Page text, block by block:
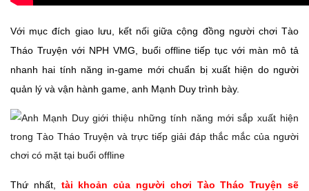
Với mục đích giao lưu, kết nối giữa cộng đồng người chơi Tào
Tháo Truyện với NPH VMG, buổi offline tiếp tục với màn mô tả
nhanh hai tính năng in-game mới chuẩn bị xuất hiện do người
quản lý và vận hành game, anh Mạnh Duy trình bày.
Thứ nhất, tài khoản của người chơi Tào Tháo Truyện sẽ